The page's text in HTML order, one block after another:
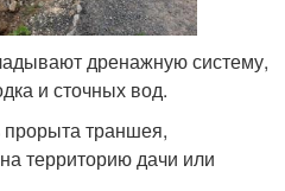
дренажную систему,
и сточных вод.
траншея,
территорию дачи или